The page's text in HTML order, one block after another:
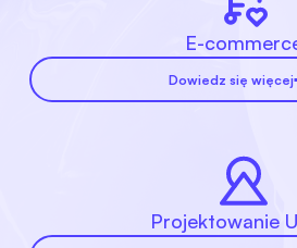
E-
Dowiedz się więcej
Projektowanie